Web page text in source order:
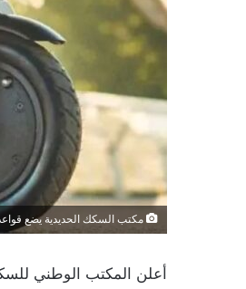
مكتب السكك الحديدية يضع قواعد